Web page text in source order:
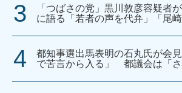
「つばさの党」黒川敦彦容疑者
に語る「若者の声を代弁」「尾崎
都知事選出馬表明の石丸氏が会
で苦言から入る」 都議会は「さ